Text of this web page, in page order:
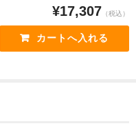
¥17,307 （税込）